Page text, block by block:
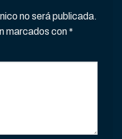
no será publicada.
marcados con*